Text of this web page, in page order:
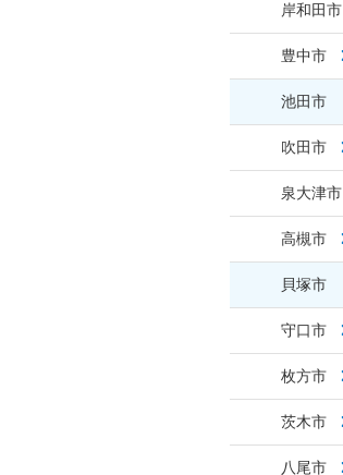
岸和田市
豊中市
池田市
吹田市
泉大津市
高槻市
貝塚市
守口市
枚方市
茨木市
八尾市